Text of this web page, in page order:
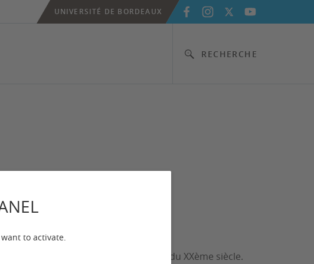
to activate.
RECHERCHE
UNIVERSITÉ DE BORDEAUX
depuis le début du XXème siècle.